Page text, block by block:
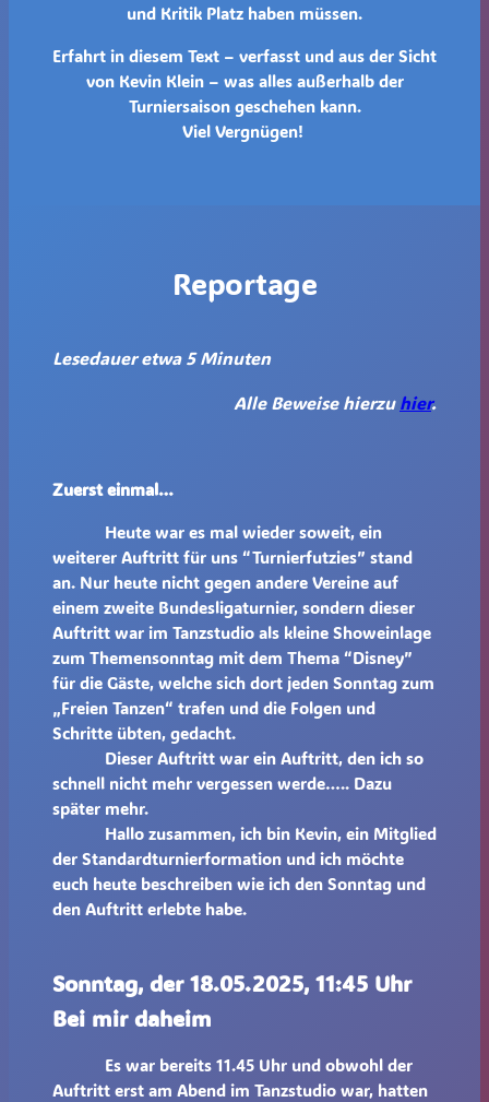
und Kritik Platz haben müssen.
Erfahrt in diesem Text – verfasst und aus der Sicht
von Kevin Klein – was alles außerhalb der
Turniersaison geschehen kann.
Viel Vergnügen!
Reportage
Lesedauer etwa 5 Minuten
Alle Beweise hierzuhier.
Zuerst einmal…
Heute war es mal wieder soweit, ein
weiterer Auftritt für uns “Turnierfutzies” stand
an. Nur heute nicht gegen andere Vereine auf
einem zweite Bundesligaturnier, sondern dieser
Auftritt war im Tanzstudio als kleine Showeinlage
zum Themensonntag mit dem Thema “Disney”
für die Gäste, welche sich dort jeden Sonntag zum
„Freien Tanzen“ trafen und die Folgen und
Schritte übten, gedacht.
Dieser Auftritt war ein Auftritt, den ich so
schnell nicht mehr vergessen werde….. Dazu
später mehr.
Hallo zusammen, ich bin Kevin, ein Mitglied
der Standardturnierformation und ich möchte
euch heute beschreiben wie ich den Sonntag und
den Auftritt erlebte habe.
Sonntag, der 18.05.2025, 11:45 Uhr
Bei mir daheim
Es war bereits 11.45 Uhr und obwohl der
Auftritt erst am Abend im Tanzstudio war, hatten